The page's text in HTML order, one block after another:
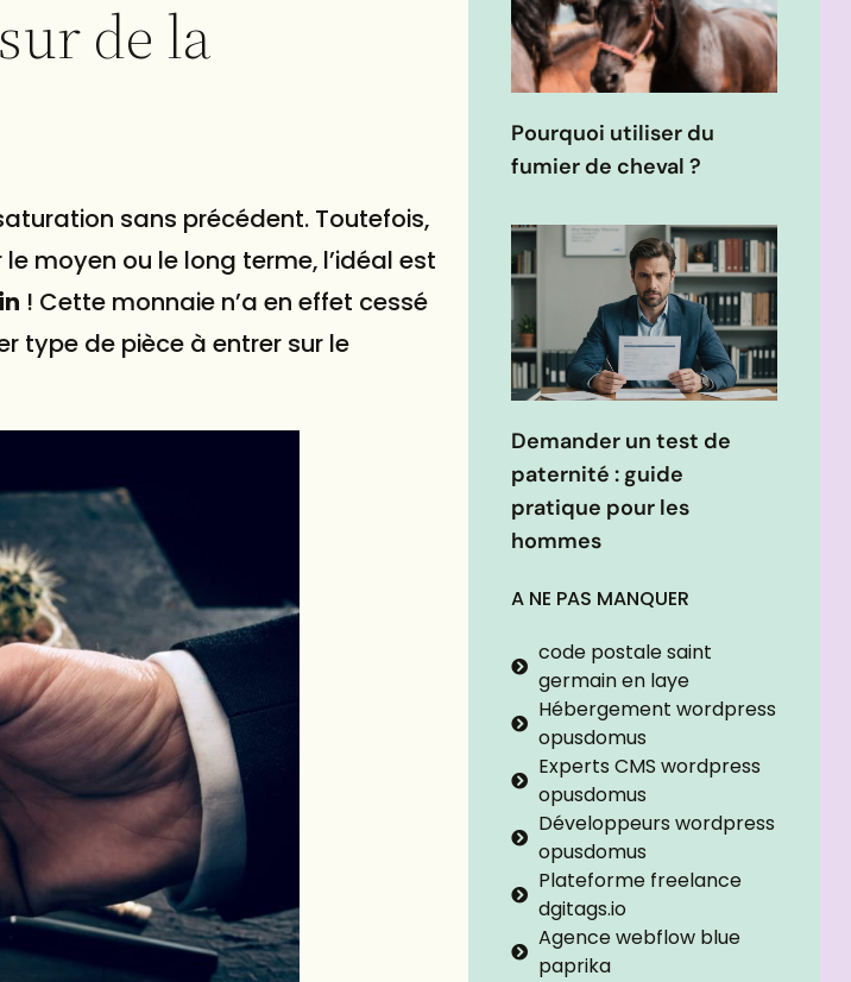
de la
sans précédent. Toutefois,
moyen ou le long terme, l’idéal est
! Cette monnaie n’a en effet cessé
type de pièce à entrer sur le
Pourquoi utiliser du
fumier de cheval ?
Demander un test de
paternité : guide
pratique pour les
hommes
A NE PAS MANQUER
code postale saint
germain en laye
Hébergement wordpress
opusdomus
Experts CMS wordpress
opusdomus
Développeurs wordpress
opusdomus
Plateforme freelance
dgitags.io
Agence webflow blue
paprika